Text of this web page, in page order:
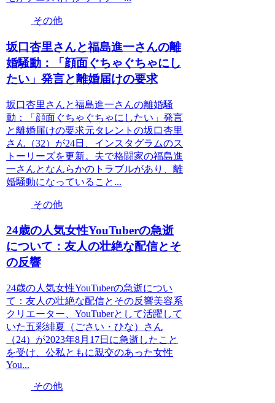
その他
坂口杏里さんと福島進一さんの離
婚騒動：「顔面ぐちゃぐちゃにし
たい」発言と離婚届けの要求
坂口杏里さんと福島進一さんの離婚騒
動：「顔面ぐちゃぐちゃにしたい」発言
と離婚届けの要求元タレントの坂口杏里
さん（32）が24日、インスタグラムのス
トーリーズを更新。夫で格闘家の福島進
一さんとなんらかのトラブルがあり、離
婚騒動になっていること...
その他
24歳の人気女性YouTuberの急逝
について：友人の壮絶な配信とそ
の反響
24歳の人気女性YouTuberの急逝につい
て：友人の壮絶な配信とその反響美容系
クリエーター、YouTuberとして活躍して
いた五彩緋夏（ごさい・ひな）さん
（24）が2023年8月17日に急逝したこと
を受け、公私ともに親交のあった女性
You...
その他